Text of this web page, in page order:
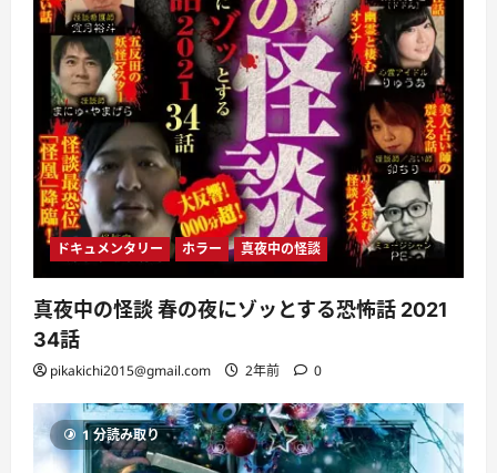
ドキュメンタリー ホラー 真夜中の怪談
真夜中の怪談 春の夜にゾッとする恐怖話 2021
34話
pikakichi2015@gmail.com 2年前 0
1 分読み取り